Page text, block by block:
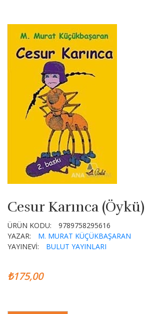
Cesur Karınca (Öykü)
ÜRÜN KODU:
9789758295616
YAZAR:
M. MURAT KÜÇÜKBAŞARAN
YAYINEVİ:
BULUT YAYINLARI
₺175,00